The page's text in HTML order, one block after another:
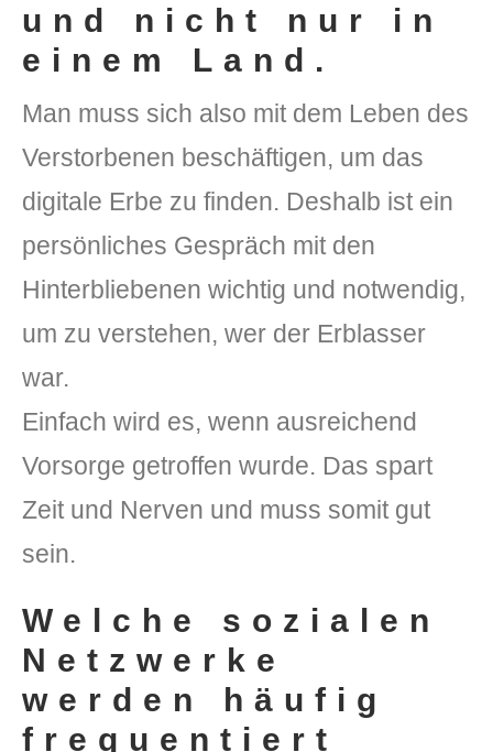
und nicht nur in
einem Land.
Man muss sich also mit dem Leben des
Verstorbenen beschäftigen, um das
digitale Erbe zu finden. Deshalb ist ein
persönliches Gespräch mit den
Hinterbliebenen wichtig und notwendig,
um zu verstehen, wer der Erblasser
war.
Einfach wird es, wenn ausreichend
Vorsorge getroffen wurde. Das spart
Zeit und Nerven und muss somit gut
sein.
Welche sozialen
Netzwerke
werden häufig
frequentiert